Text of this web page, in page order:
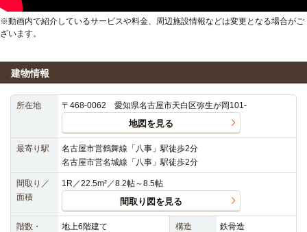
※動画内で紹介しているサービスや料金、周辺施設情報などは変更となる場合がご
ざいます。
建物情報
所在地 〒468-0062 愛知県名古屋市天白区弥生が岡101-
地図を見る
最寄り駅
名古屋市営鶴舞線「八事」駅徒歩2分
名古屋市営名城線「八事」駅徒歩2分
間取り／
面積
1R／22.5m²／8.2帖～8.5帖
間取り図を見る
階数・
地上6階建て
構造 鉄骨造